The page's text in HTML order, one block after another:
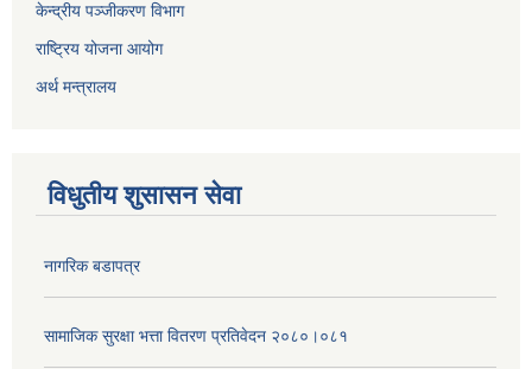
केन्द्रीय पञ्जीकरण विभाग
राष्ट्रिय योजना आयोग
अर्थ मन्त्रालय
विधुतीय शुसासन सेवा
नागरिक बडापत्र
सामाजिक सुरक्षा भत्ता वितरण प्रतिवेदन २०८०।०८१